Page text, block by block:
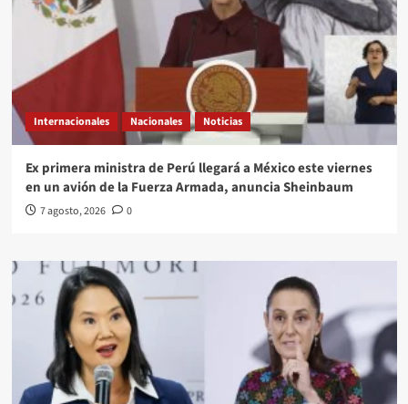
Internacionales Nacionales Noticias
Ex primera ministra de Perú llegará a México este viernes
en un avión de la Fuerza Armada, anuncia Sheinbaum
7 agosto, 2026 0